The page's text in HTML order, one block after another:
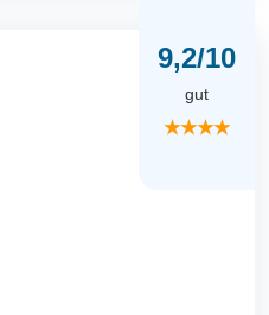
9,2/10
gut
★★★★